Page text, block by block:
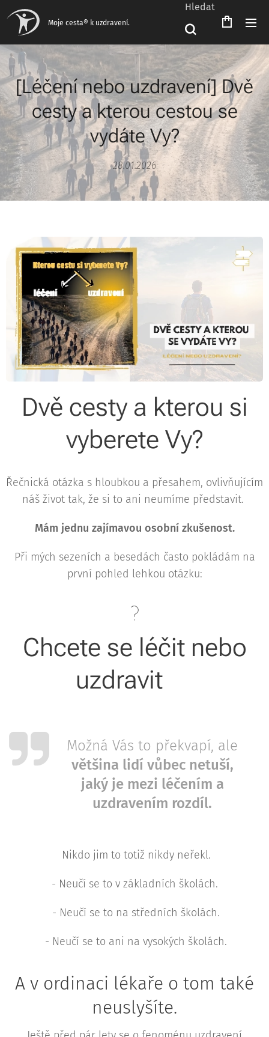
Moje cesta® k uzdravení.
Hledat
[Léčení nebo uzdravení] Dvě
cesty a kterou cestou se
vydáte Vy?
28.01.2026
Čeština‎
Dvě cesty a kterou si
vyberete Vy?
Řečnická otázka s hloubkou a přesahem, ovlivňujícím
náš život tak, že si to ani neumíme představit.
Mám jednu zajímavou osobní zkušenost.
Při mých sezeních a besedách často pokládám na
první pohled lehkou otázku:
Chcete se léčit nebo
uzdravit❔️
Možná Vás to překvapí, ale
většina lidí vůbec netuší,
jaký je mezi léčením a
uzdravením rozdíl.
Nikdo jim to totiž nikdy neřekl.
- Neučí se to v základních školách.
- Neučí se to na středních školách.
- Neučí se to ani na vysokých školách.
A v ordinaci lékaře o tom také
neuslyšíte.